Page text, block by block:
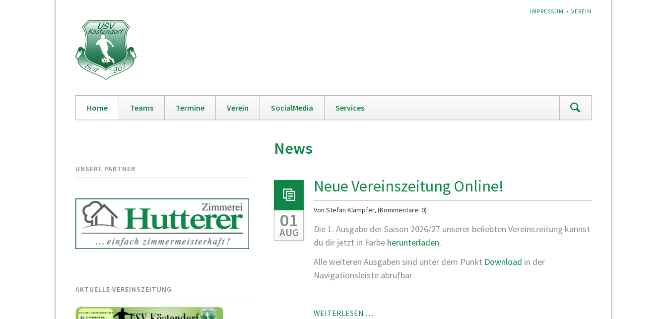
NAVIGATION
IMPRESSUM VEREIN
überspringen
Home Teams Termine Verein SocialMedia Services
News
Neue Vereinszeitung Online!
01
AUG
Von Stefan Klampfer, (Kommentare: 0)
Die 1. Ausgabe der Saison 2026/27 unserer beliebten Vereinszeitung kannst
du dir jetzt in Farbe herunterladen.
Alle weiteren Ausgaben sind unter dem Punkt Download in der
Navigationsleiste abrufbar
WEITERLESEN …
UNSERE PARTNER
AKTUELLE VEREINSZEITUNG